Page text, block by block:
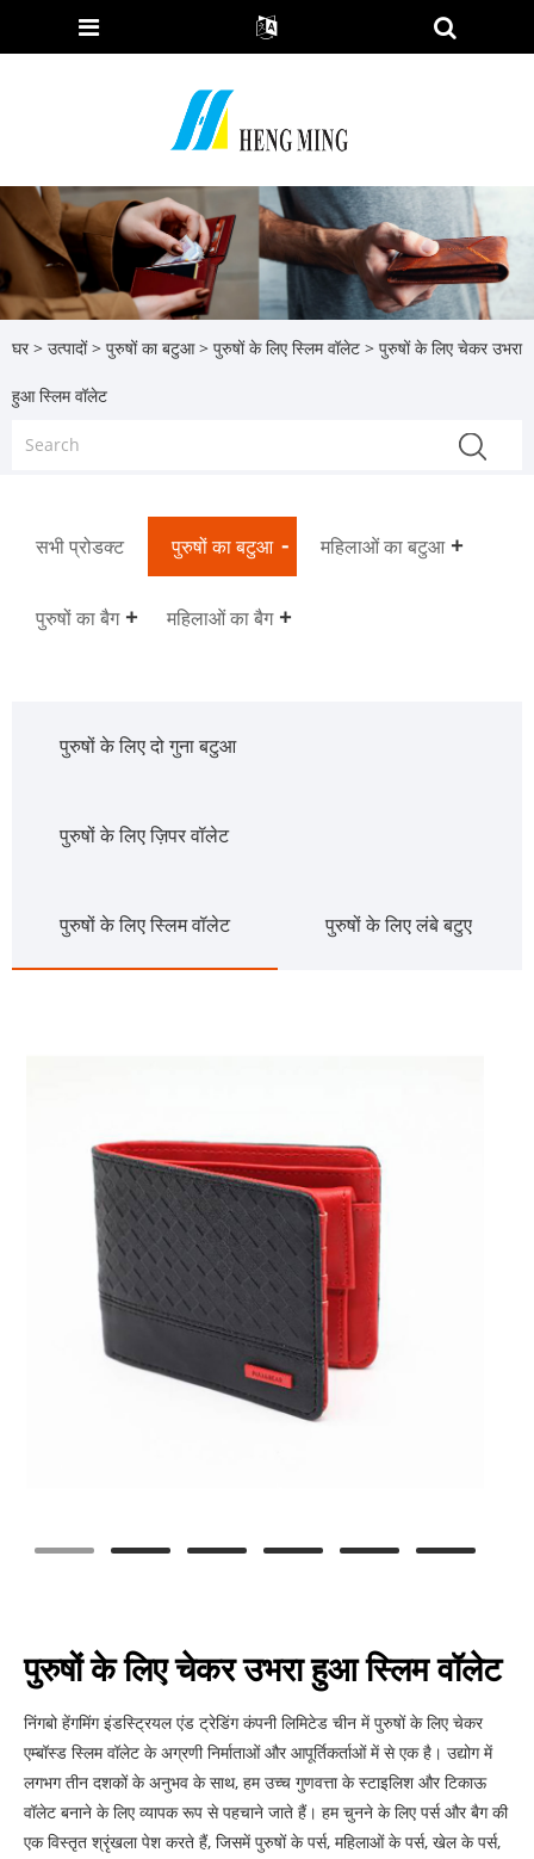
घर > उत्पादों> पुरुषों का बटुआ> पुरुषों के लिए स्लिम वॉलेट > पुरुषों के लिए चेकर उभरा
हुआ स्लिम वॉलेट
सभी प्रोडक्ट पुरुषों का बटुआ महिलाओं का बटुआ
पुरुषों का बैग महिलाओं का बैग
पुरुषों के लिए दो गुना बटुआ
पुरुषों के लिए ज़िपर वॉलेट
पुरुषों के लिए स्लिम वॉलेट पुरुषों के लिए लंबे बटुए
पुरुषों के लिए चेकर उभरा हुआ स्लिम वॉलेट
निंगबो हेंगमिंग इंडस्ट्रियल एंड ट्रेडिंग कंपनी लिमिटेड चीन में पुरुषों के लिए चेकर
एम्बॉस्ड स्लिम वॉलेट के अग्रणी निर्माताओं और आपूर्तिकर्ताओं में से एक है। उद्योग में
लगभग तीन दशकों के अनुभव के साथ, हम उच्च गुणवत्ता के स्टाइलिश और टिकाऊ
वॉलेट बनाने के लिए व्यापक रूप से पहचाने जाते हैं। हम चुनने के लिए पर्स और बैग की
एक विस्तृत श्रृंखला पेश करते हैं, जिसमें पुरुषों के पर्स, महिलाओं के पर्स, खेल के पर्स,